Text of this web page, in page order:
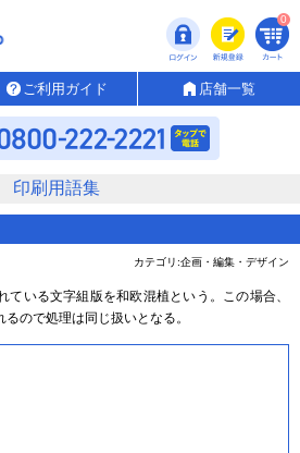
0
ご利用ガイド 店舗一覧
印刷用語集
カテゴリ:企画・編集・デザイン
ている文字組版を和欧混植という。この場合、
ので処理は同じ扱いとなる。